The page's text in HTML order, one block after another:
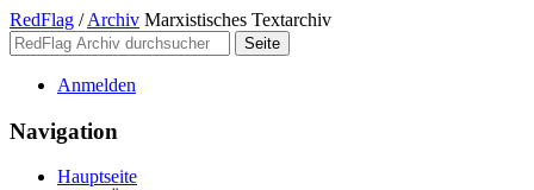
RedFlag / Archiv Marxistisches Textarchiv
Anmelden
Navigation
Hauptseite